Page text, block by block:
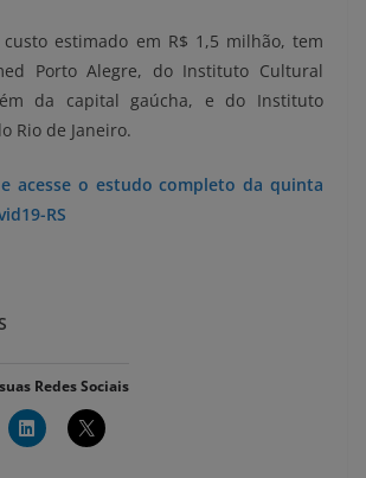
estimado em R$ 1,5 milhão, tem
Porto Alegre, do Instituto Cultural
da capital gaúcha, e do Instituto
Rio de Janeiro.
acesse o estudo completo da quinta
RS
Redes Sociais